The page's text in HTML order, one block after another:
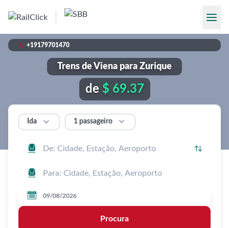
 +19179701470
Trens de Viena para Zurique
de $ 69.37
Ida  1 passageiro 
 


Procura